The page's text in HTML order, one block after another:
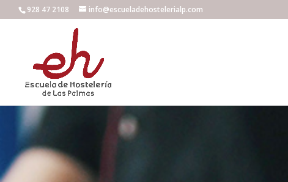
928 47 2108 info@escueladehostelerialp.com